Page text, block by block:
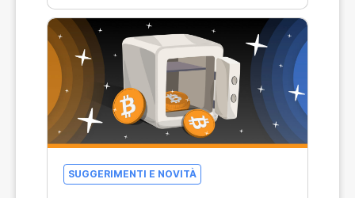
SUGGERIMENTI E NOVITÀ